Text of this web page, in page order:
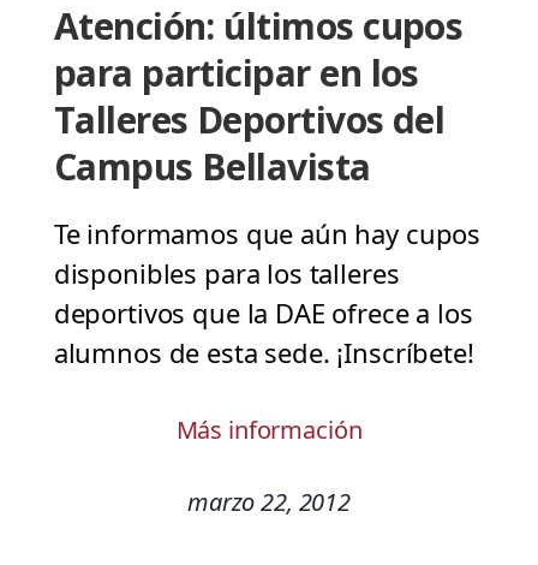
Atención: últimos cupos
para participar en los
Talleres Deportivos del
Campus Bellavista
Te informamos que aún hay cupos
disponibles para los talleres
deportivos que la DAE ofrece a los
alumnos de esta sede. ¡Inscríbete!
Más información
marzo 22, 2012